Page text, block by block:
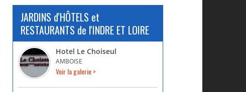
JARDINS d'HÔTELS et
RESTAURANTS de l'INDRE ET LOIRE
Hotel Le Choiseul
AMBOISE
Voir la galerie >